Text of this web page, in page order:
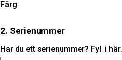
Färg
2. Serienummer
Har du ett serienummer? Fyll i här.